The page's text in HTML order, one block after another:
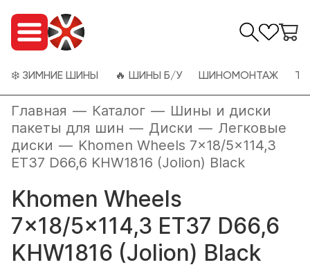
❄️ ЗИМНИЕ ШИНЫ 🔥 ШИНЫ Б/У ШИНОМОНТАЖ
Главная — Каталог — Шины и диски
пакеты для шин — Диски — Легковые
диски — Khomen Wheels 7x18/5x114,3
ET37 D66,6 KHW1816 (Jolion) Black
Khomen Wheels
7x18/5x114,3 ET37 D66,6
KHW1816 (Jolion) Black